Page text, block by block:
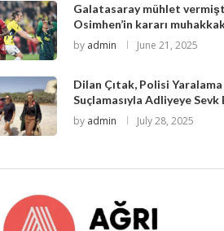
Galatasaray mühlet
Osimhen’in kararı
by admin June 21, 2025
Dilan Çıtak, Polisi Yaralama
Suçlamasıyla Adliyeye Sevk
by admin July 28, 2025